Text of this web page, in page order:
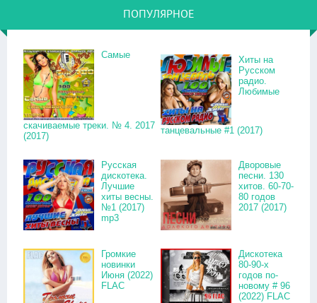
ПОПУЛЯРНОЕ
Самые
скачиваемые треки. № 4. 2017
(2017)
Хиты на
Русском
радио.
Любимые
танцевальные #1 (2017)
Русская
дискотека.
Лучшие
хиты весны.
№1 (2017)
mp3
Дворовые
песни. 130
хитов. 60-70-
80 годов
2017 (2017)
Громкие
новинки
Июня (2022)
FLAC
Дискотека
80-90-х
годов по-
новому # 96
(2022) FLAC